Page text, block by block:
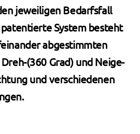
jeweiligen Bedarfsfall
System besteht
abgestimmten
(360 Grad) und Neige-
und ver­schiedenen